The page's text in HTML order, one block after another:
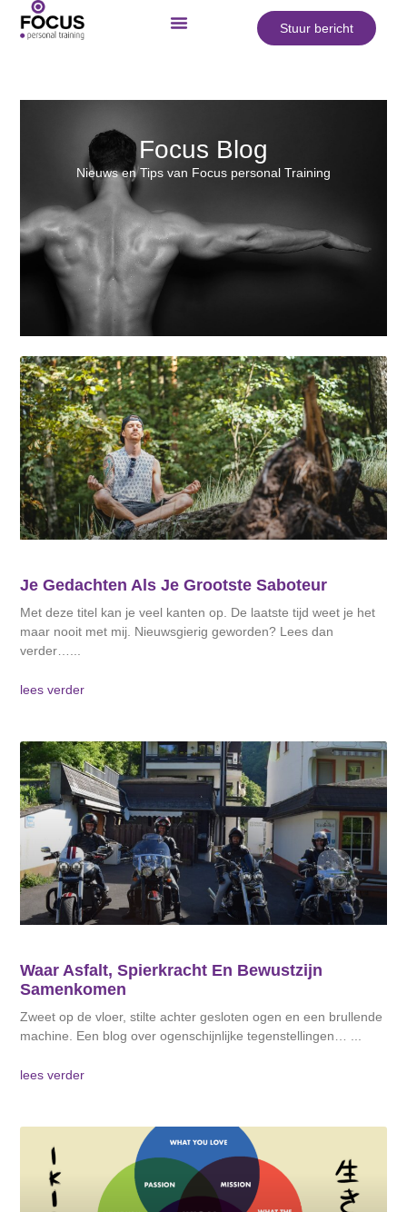
Stuur bericht
Focus Blog
Nieuws en Tips van Focus personal Training
Je Gedachten Als Je Grootste Saboteur
Met deze titel kan je veel kanten op. De laatste tijd weet je het
maar nooit met mij. Nieuwsgierig geworden? Lees dan
verder…
lees verder
Waar Asfalt, Spierkracht En Bewustzijn
Samenkomen
Zweet op de vloer, stilte achter gesloten ogen en een brullende
machine. Een blog over ogenschijnlijke tegenstellingen…
lees verder